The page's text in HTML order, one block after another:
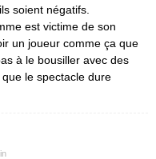
soient négatifs.
est victime de son
un joueur comme ça que
à le bousiller avec des
le spectacle dure